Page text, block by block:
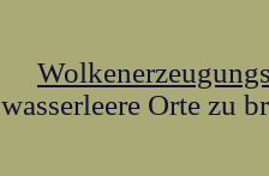
wasserleere Orte zu